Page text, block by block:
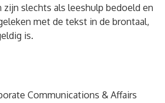
zijn slechts als leeshulp bedoeld en
met de tekst in de brontaal,
is.
Communications & Affairs